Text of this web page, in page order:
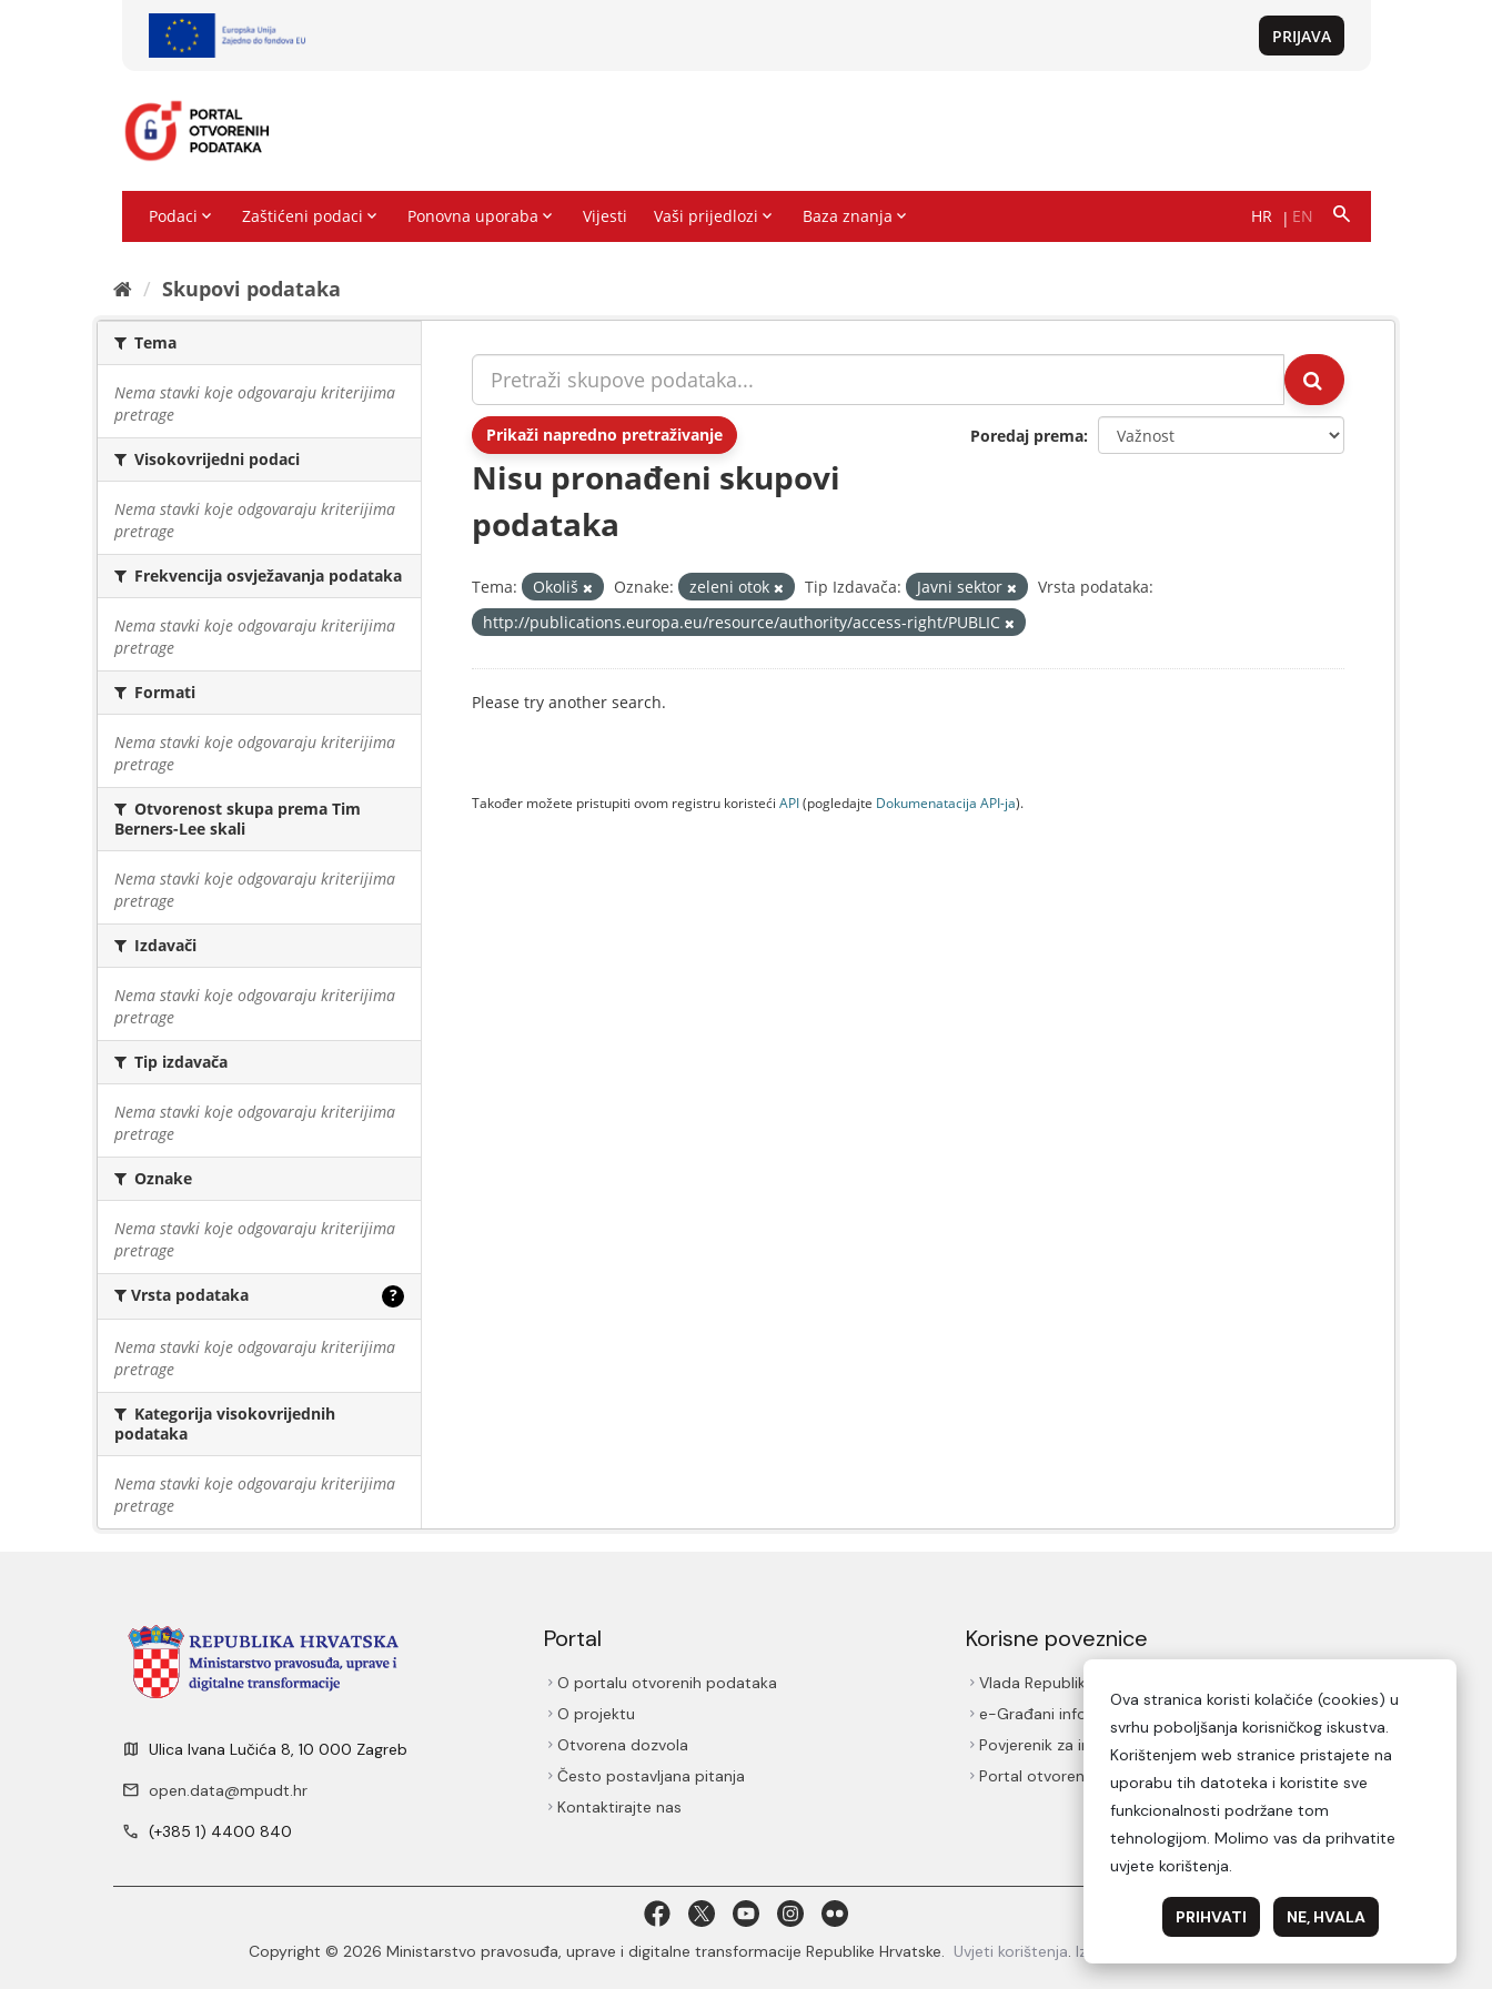
Skupovi podаtаkа
Tema
Nema stavki koje odgovaraju kriterijima
pretrage
Visokovrijedni podaci
Nema stavki koje odgovaraju kriterijima
pretrage
Frekvencija osvježavanja podataka
Nema stavki koje odgovaraju kriterijima
pretrage
Formati
Nema stavki koje odgovaraju kriterijima
pretrage
Otvorenost skupa prema Tim
Berners-Lee skali
Nema stavki koje odgovaraju kriterijima
pretrage
Izdavači
Nema stavki koje odgovaraju kriterijima
pretrage
Tip izdavača
Nema stavki koje odgovaraju kriterijima
pretrage
Oznake
Nema stavki koje odgovaraju kriterijima
pretrage
Vrsta podataka ?
Nema stavki koje odgovaraju kriterijima
pretrage
Kategorija visokovrijednih
podataka
Nema stavki koje odgovaraju kriterijima
pretrage
Prikaži napredno pretraživanje Poredaj prema
Nisu pronađeni skupovi
podataka
Tema: Okoliš Oznake: zeleni otok Tip Izdavača: Javni sektor
Vrsta podataka:
http://publications.europa.eu/resource/authority/access-right/PUBLIC
Please try another search.
Također možete pristupiti ovom registru koristeći API(pogledajte Dokumenаtаcijа API-jа).